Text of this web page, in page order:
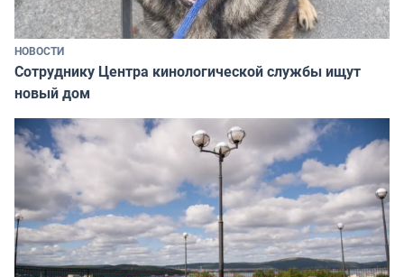
НОВОСТИ
Сотруднику Центра кинологической службы ищут
новый дом